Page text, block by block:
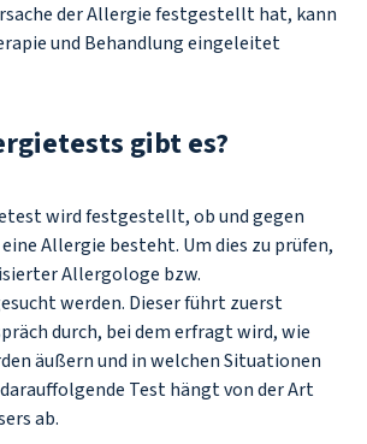
der Allergie festgestellt hat, kann
und Behandlung eingeleitet
gibt es?
wird festgestellt, ob und gegen
Allergie besteht. Um dies zu prüfen,
Allergologe bzw.
werden. Dieser führt zuerst
durch, bei dem erfragt wird, wie
äußern und in welchen Situationen
Test hängt von der Art
ab.